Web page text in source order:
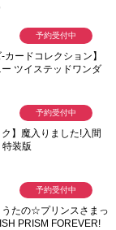
04/08 発売
DVD】TV 激走ルーベンカイ
コレクターズＤＶＤ ＜
Ｄリマスター版＞
24,200
Afternoon～ 4.南雲
-カードコレクション】
ツイステッドワンダ
ランダムカードコレク
予約受付中
ク】魔入りました!入間
特装版
予約受付中
うたの☆プリンスさまっ
PRISM FOREVER!
予約受付中